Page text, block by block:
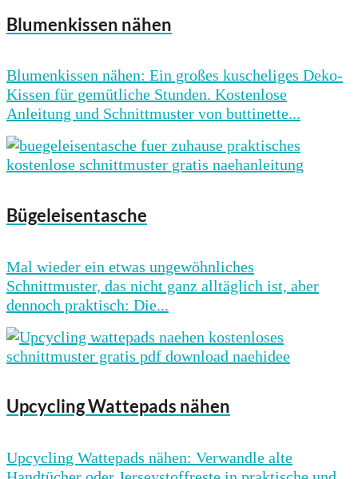
Blumenkissen nähen
Blumenkissen nähen: Ein großes kuscheliges Deko-
Kissen für gemütliche Stunden. Kostenlose
Anleitung und Schnittmuster von buttinette...
Bügeleisentasche
Mal wieder ein etwas ungewöhnliches
Schnittmuster, das nicht ganz alltäglich ist, aber
dennoch praktisch: Die...
Upcycling Wattepads nähen
Upcycling Wattepads nähen: Verwandle alte